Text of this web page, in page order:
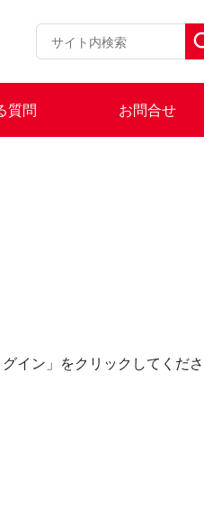
質問 お問合せ
イン」をクリックしてくださ